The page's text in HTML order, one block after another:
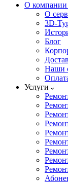
О компании
О
3D-
Блог
Наши
Услуги